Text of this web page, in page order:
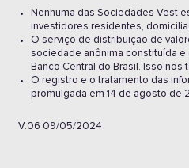
Nenhuma das Sociedades Vest
investidores residentes,
O serviço de distribuição de
sociedade anônima constituída
Banco Central do Brasil. Isso
O registro e o tratamento das
promulgada em 14 de agosto de
V.06 09/05/2024